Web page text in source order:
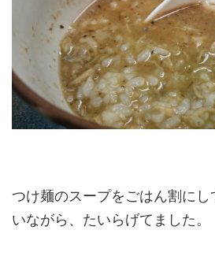
つけ麺のスープをごはん割に
いながら、たいらげてました。